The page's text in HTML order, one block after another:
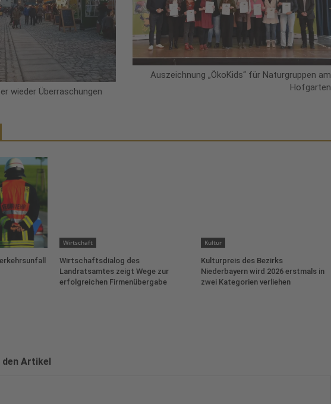
wieder Überraschungen
Auszeichnung „ÖkoKids“ für Naturgruppen am
Hofgarten
Wirtschaft
Wirtschaftsdialog des
Landratsamtes zeigt Wege zur
erfolgreichen Firmenübergabe
Kultur
Kulturpreis des Bezirks
Niederbayern wird 2026 erstmals in
zwei Kategorien verliehen
den Artikel